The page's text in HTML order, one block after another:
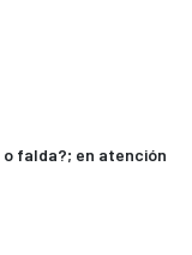
falda?; en atención